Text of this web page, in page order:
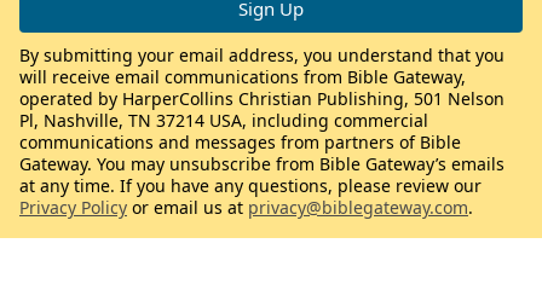
By submitting your email address, you understand that you
will receive email communications from Bible Gateway,
operated by HarperCollins Christian Publishing, 501 Nelson
Pl, Nashville, TN 37214 USA, including commercial
communications and messages from partners of Bible
Gateway. You may unsubscribe from Bible Gateway’s emails
at any time. If you have any questions, please review our
Privacy Policy or email us at privacy@biblegateway.com.